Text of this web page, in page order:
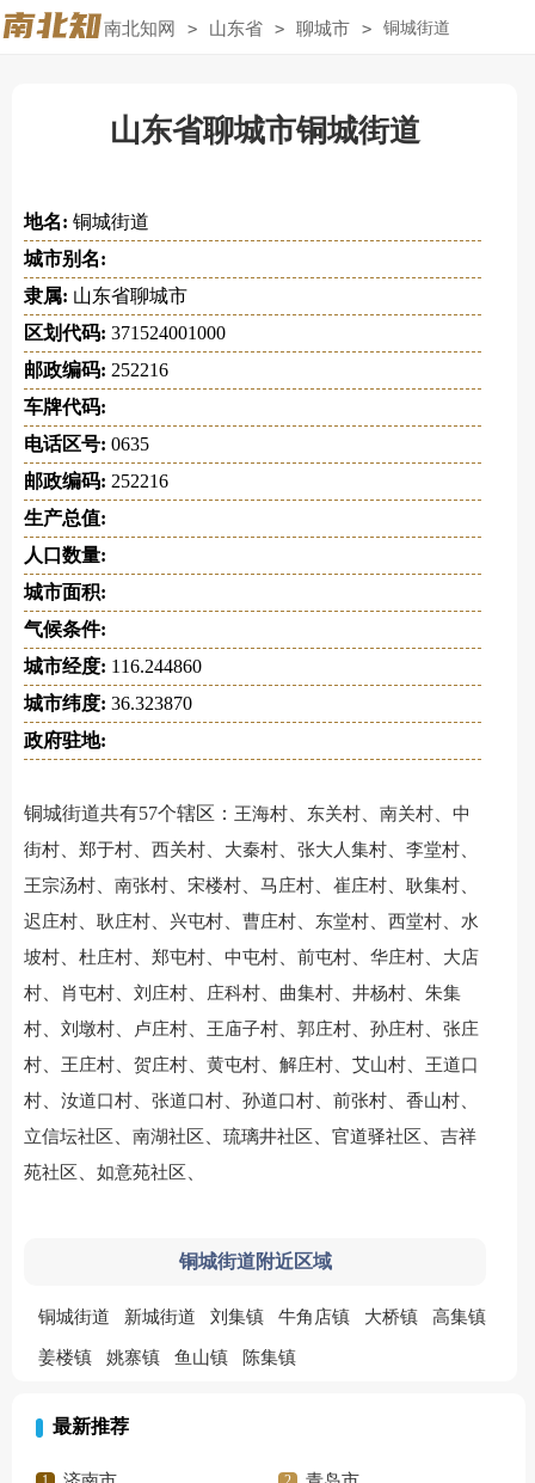
南北知网 > 山东省 > 聊城市 > 铜城街道
山东省聊城市铜城街道
地名: 铜城街道
城市别名:
隶属: 山东省聊城市
区划代码: 371524001000
邮政编码: 252216
车牌代码:
电话区号: 0635
邮政编码: 252216
生产总值:
人口数量:
城市面积:
气候条件:
城市经度: 116.244860
城市纬度: 36.323870
政府驻地:
铜城街道共有57个辖区： 王海村 东关村 南关村
中
街村
郑于村 西关村 大秦村 张大人集村 李堂村
王宗汤村 南张村 宋楼村 马庄村 崔庄村 耿集村
迟庄村 耿庄村 兴屯村 曹庄村 东堂村 西堂村
水
坡村
杜庄村 郑屯村 中屯村 前屯村 华庄村
大店
村
肖屯村 刘庄村 庄科村 曲集村 井杨村
朱集
村
刘墩村 卢庄村 王庙子村 郭庄村 孙庄村
张庄
村
王庄村 贺庄村 黄屯村 解庄村 艾山村
王道口
村
汝道口村 张道口村 孙道口村 前张村 香山村
立信坛社区 南湖社区 琉璃井社区 官道驿社区
吉祥
苑社区
如意苑社区
铜城街道附近区域
铜城街道 新城街道 刘集镇 牛角店镇 大桥镇 高集镇
姜楼镇 姚寨镇 鱼山镇 陈集镇
最新推荐